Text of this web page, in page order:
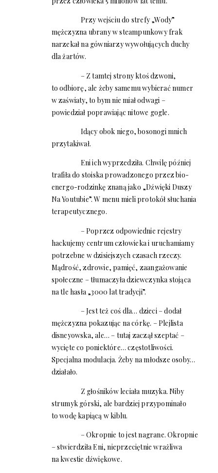
Przy wejściu do strefy „Wody”
mężczyzna ubrany w steampunkowy frak
narzekał na gówniarzy wywołujących duchy
dla żartów.
– Z tamtej strony ktoś dzwoni,
to odbiorę, ale żeby samemu wybierać numer
w zaświaty, to bym nie miał odwagi –
powiedział poprawiając nitowe gogle.
Idący obok niego, bosonogi mnich
przytakiwał.
Eni ich wyprzedziła. Chwilę później
trafiła do stoiska prowadzonego przez bio-
energo-rodzinkę znaną jako „Dźwięki Duszy
Na Youtubie”. W menu mieli protokół słuchania
terapeutycznego.
– Poprzez odpowiednie rejestry
hackujemy centrum człowieka i uruchamiamy
potrzebne w dzisiejszych czasach rzeczy.
Mądrość, zdrowie, pamięć, zaangażowanie
społeczne – tłumaczyła dziewczynka stojąca
na tle hasła „3000 lat tradycji”.
– Jest też coś dla… dzieci – dodał
mężczyzna pokazując na córkę. – Plejlista
disneyowska, ale… – tutaj zaczął szeptać –
wycięte co poniektóre… częstotliwości.
Specjalna modulacja. Żeby na młodsze osoby…
działało.
Z głośników leciała muzyka. Niby
strumyk górski, ale bardziej przypominało
to wodę kapiącą w kiblu.
– Okropnie to jest nagrane. Okropnie
– stwierdziła Eni, nieprzeciętnie wrażliwa
na kwestie dźwiękowe.